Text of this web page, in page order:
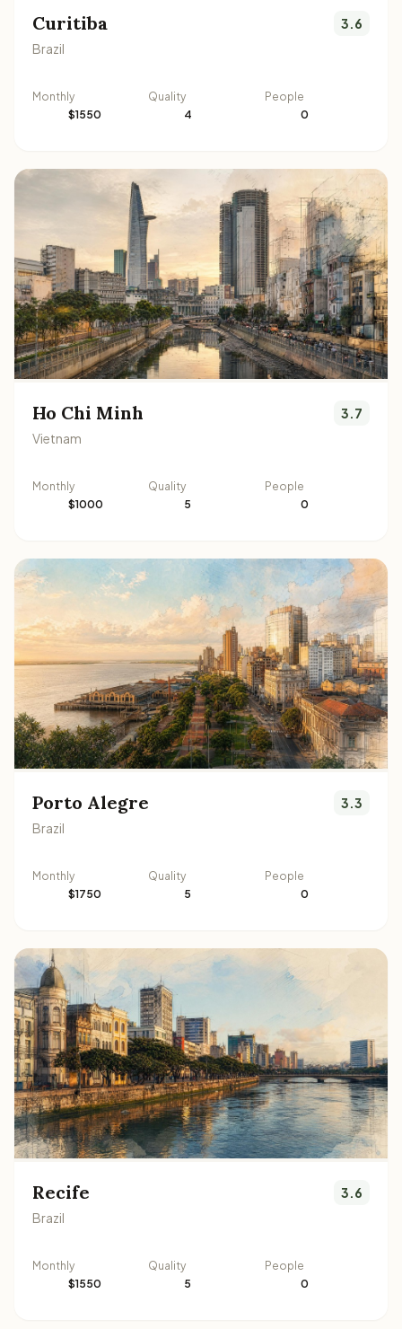
Curitiba
Brazil
3.6
Monthly
$1550
Quality
4
People
0
Ho Chi Minh
Vietnam
3.7
Monthly
$1000
Quality
5
People
0
Porto Alegre
Brazil
3.3
Monthly
$1750
Quality
5
People
0
Recife
Brazil
3.6
Monthly
$1550
Quality
5
People
0